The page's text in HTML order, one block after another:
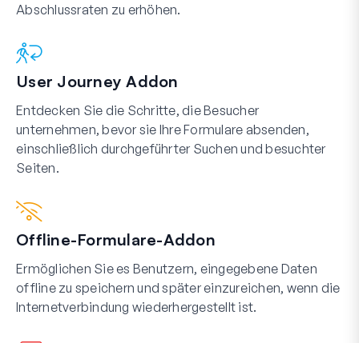
Abschlussraten zu erhöhen.
User Journey Addon
Entdecken Sie die Schritte, die Besucher
unternehmen, bevor sie Ihre Formulare absenden,
einschließlich durchgeführter Suchen und besuchter
Seiten.
Offline-Formulare-Addon
Ermöglichen Sie es Benutzern, eingegebene Daten
offline zu speichern und später einzureichen, wenn die
Internetverbindung wiederhergestellt ist.